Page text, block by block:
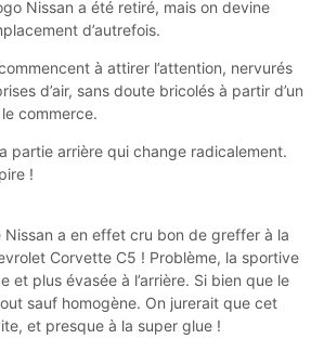
Nissan a été retiré, mais on devine
d’autrefois.
à attirer l’attention, nervurés
d’air, sans doute bricolés à partir d’un
commerce.
partie arrière qui change radicalement.
!
a en effet cru bon de greffer à la
Corvette C5 ! Problème, la sportive
et plus évasée à l’arrière. Si bien que le
sauf homogène. On jurerait que cet
et presque à la super glue !